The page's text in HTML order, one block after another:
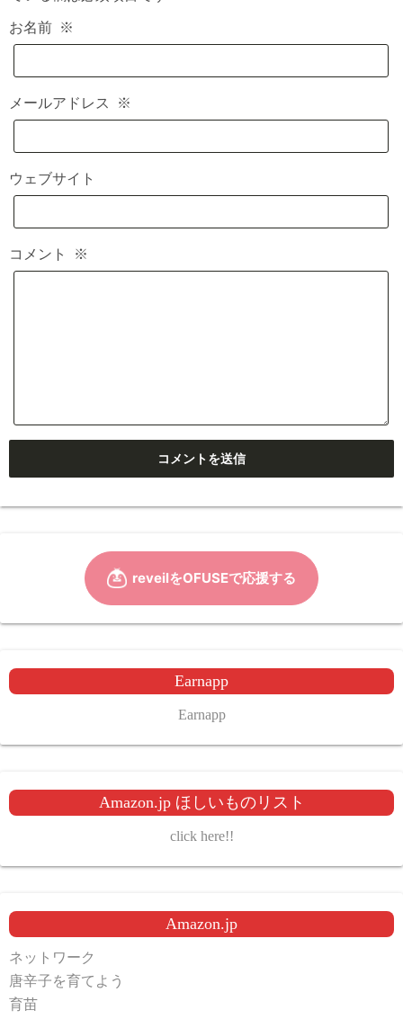
お名前 ※
メールアドレス ※
ウェブサイト
コメント ※
Earnapp
Earnapp
Amazon.jp ほしいものリスト
click here!!
Amazon.jp
ネットワーク
唐辛子を育てよう
育苗